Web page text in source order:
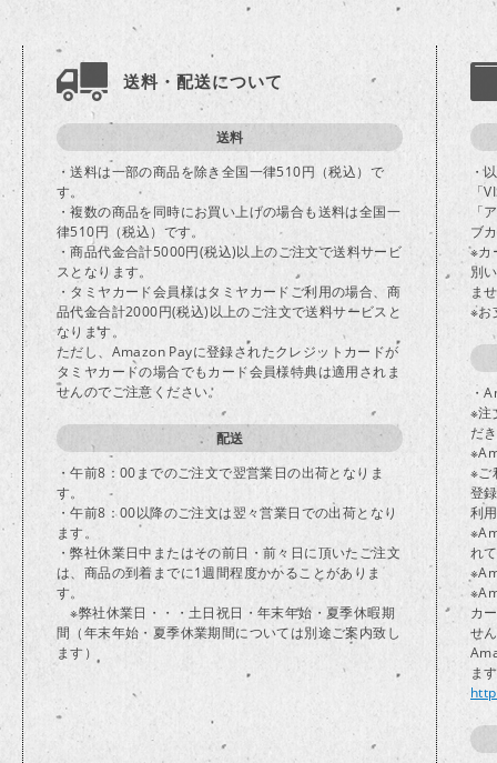
送料・配送について
送料
・送料は一部の商品を除き全国一律510円（税込）で
す。
・複数の商品を同時にお買い上げの場合も送料は全国一
律510円（税込）です。
・商品代金合計5000円(税込)以上のご注文で送料サービ
スとなります。
・タミヤカード会員様はタミヤカードご利用の場合、商
品代金合計2000円(税込)以上のご注文で送料サービスと
なります。
ただし、Amazon Payに登録されたクレジットカードが
タミヤカードの場合でもカード会員様特典は適用されま
せんのでご注意ください。
配送
・午前8：00までのご注文で翌営業日の出荷となりま
す。
・午前8：00以降のご注文は翌々営業日での出荷となり
ます。
・弊社休業日中またはその前日・前々日に頂いたご注文
は、商品の到着までに1週間程度かかることがありま
す。
※弊社休業日・・・土日祝日・年末年始・夏季休暇期
間（年末年始・夏季休業期間については別途ご案内致し
ます）
・
「
「
ブ
※カ
別
ま
※お
・
※注
だ
※ご
登
利
れ
カ
せ
ま